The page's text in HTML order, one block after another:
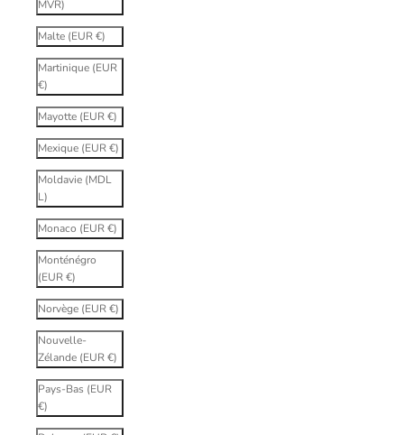
MVR)
Malte (EUR €)
Martinique (EUR
€)
Mayotte (EUR €)
Mexique (EUR €)
Moldavie (MDL
L)
Monaco (EUR €)
Monténégro
(EUR €)
Norvège (EUR €)
Nouvelle-
Zélande (EUR €)
Pays-Bas (EUR
€)